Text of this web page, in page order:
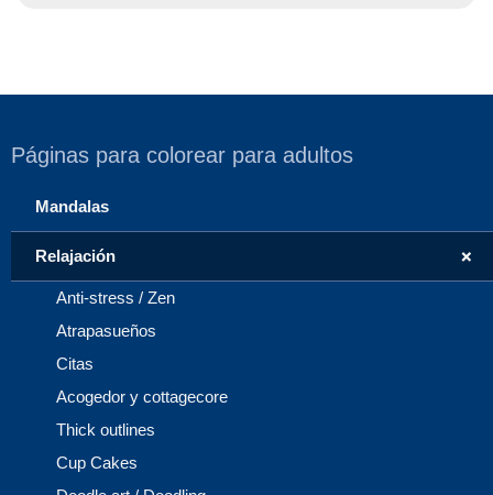
Páginas para colorear para adultos
Mandalas
+
Relajación
Anti-stress / Zen
Atrapasueños
Citas
Acogedor y cottagecore
Thick outlines
Cup Cakes